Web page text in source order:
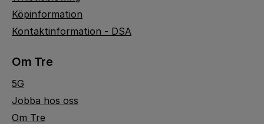
Köpinformation
Kontaktinformation - DSA
Om Tre
5G
Jobba hos oss
Om Tre